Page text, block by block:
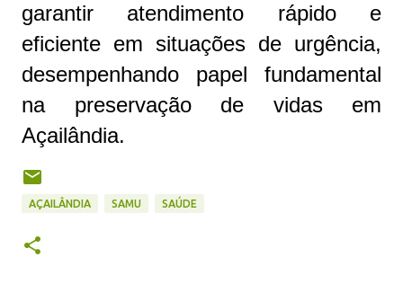
garantir atendimento rápido e
eficiente em situações de urgência,
desempenhando papel fundamental
na preservação de vidas em
Açailândia.
AÇAILÂNDIA SAMU SAÚDE